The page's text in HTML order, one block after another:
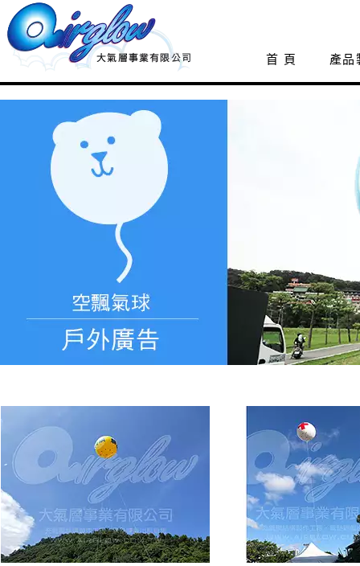
首 頁 產品